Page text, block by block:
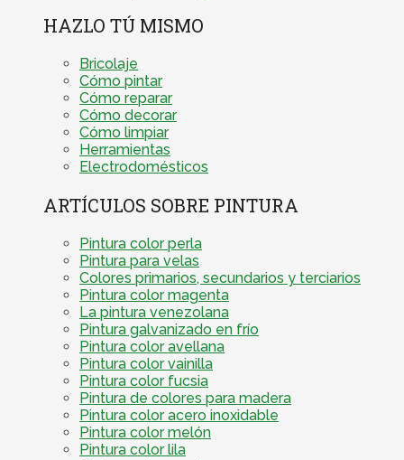
HAZLO TÚ MISMO
Bricolaje
Cómo pintar
Cómo reparar
Cómo decorar
Cómo limpiar
Herramientas
Electrodomésticos
ARTÍCULOS SOBRE PINTURA
Pintura color perla
Pintura para velas
Colores primarios, secundarios y terciarios
Pintura color magenta
La pintura venezolana
Pintura galvanizado en frío
Pintura color avellana
Pintura color vainilla
Pintura color fucsia
Pintura de colores para madera
Pintura color acero inoxidable
Pintura color melón
Pintura color lila